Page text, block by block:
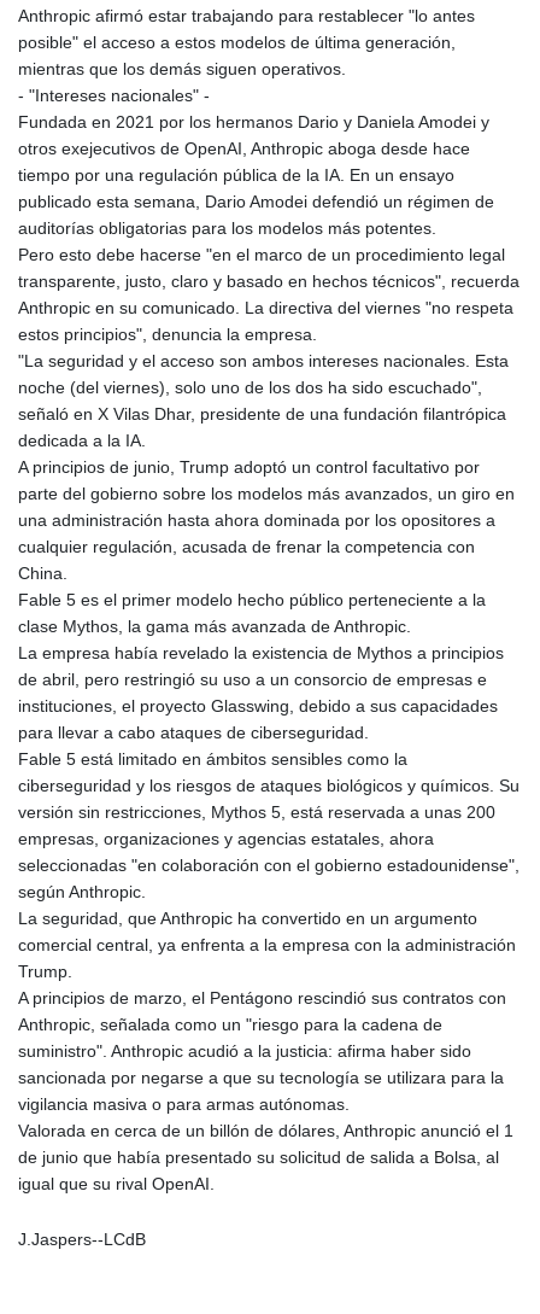
LTL 3.409986
LVL 0.69856
LYD 7.339597
MDL 20.03577
MGA 4908.365176
MKD 61.481068
MMK 2424.552772
MNT 4152.673297
MOP 9.316283
MRU 46.240358
MUR 54.209096
MVR 17.842347
MWK 1999.510632
MXN 19.917775
MYR 4.721853
NAD 18.917964
NGN 1572.381111
NIO 42.438205
NOK 11.00856
NZD 1.964222
OMR 0.444037
PAB 1.153176
PEN 3.903611
PGK 5.170149
PHP 70.148769
PKR 320.189388
PLN 4.30117
PYG 6876.93715
QAR 4.215887
RON 5.244777
RUB 93.515578
RWF 1693.938243
SBD 9.317771
SCR 16.99798
SDG 693.483603
SEK 10.953417
SGD 1.479663
SLE 28.408276
SOS 659.009126
Anthropic afirmó estar trabajando para restablecer "lo antes
posible" el acceso a estos modelos de última generación,
mientras que los demás siguen operativos.
- "Intereses nacionales" -
Fundada en 2021 por los hermanos Dario y Daniela Amodei y
otros exejecutivos de OpenAI, Anthropic aboga desde hace
tiempo por una regulación pública de la IA. En un ensayo
publicado esta semana, Dario Amodei defendió un régimen de
auditorías obligatorias para los modelos más potentes.
Pero esto debe hacerse "en el marco de un procedimiento legal
transparente, justo, claro y basado en hechos técnicos", recuerda
Anthropic en su comunicado. La directiva del viernes "no respeta
estos principios", denuncia la empresa.
"La seguridad y el acceso son ambos intereses nacionales. Esta
noche (del viernes), solo uno de los dos ha sido escuchado",
señaló en X Vilas Dhar, presidente de una fundación filantrópica
dedicada a la IA.
A principios de junio, Trump adoptó un control facultativo por
parte del gobierno sobre los modelos más avanzados, un giro en
una administración hasta ahora dominada por los opositores a
cualquier regulación, acusada de frenar la competencia con
China.
Fable 5 es el primer modelo hecho público perteneciente a la
clase Mythos, la gama más avanzada de Anthropic.
La empresa había revelado la existencia de Mythos a principios
de abril, pero restringió su uso a un consorcio de empresas e
instituciones, el proyecto Glasswing, debido a sus capacidades
para llevar a cabo ataques de ciberseguridad.
Fable 5 está limitado en ámbitos sensibles como la
ciberseguridad y los riesgos de ataques biológicos y químicos. Su
versión sin restricciones, Mythos 5, está reservada a unas 200
empresas, organizaciones y agencias estatales, ahora
seleccionadas "en colaboración con el gobierno estadounidense",
según Anthropic.
La seguridad, que Anthropic ha convertido en un argumento
comercial central, ya enfrenta a la empresa con la administración
Trump.
A principios de marzo, el Pentágono rescindió sus contratos con
Anthropic, señalada como un "riesgo para la cadena de
suministro". Anthropic acudió a la justicia: afirma haber sido
sancionada por negarse a que su tecnología se utilizara para la
vigilancia masiva o para armas autónomas.
Valorada en cerca de un billón de dólares, Anthropic anunció el 1
de junio que había presentado su solicitud de salida a Bolsa, al
igual que su rival OpenAI.
J.Jaspers--LCdB